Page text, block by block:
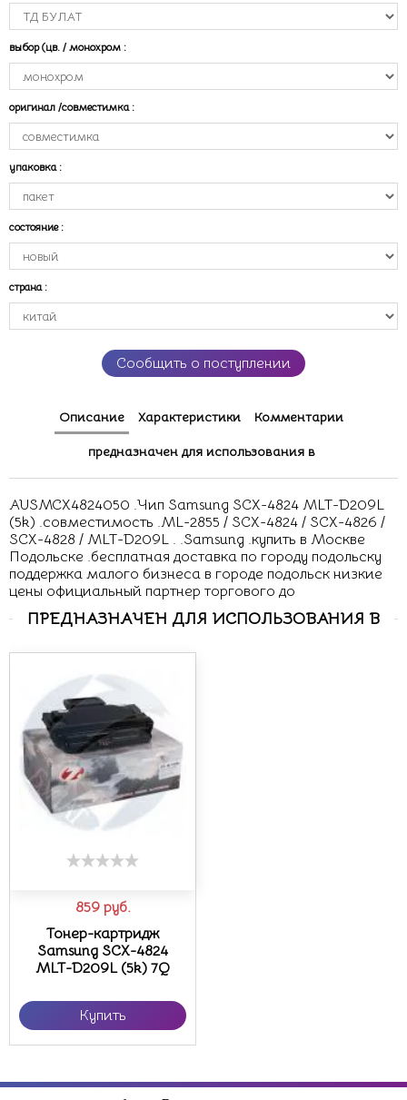
выбор (цв. / монохром :
оригинал /совместимка :
упаковка :
состояние :
страна :
Сообщить о поступлении
Описание Характеристики Комментарии
предназначен для использования в
AUSMCX4824050 .Чип Samsung SCX-4824 MLT-D209L
(5k) .совместимость .ML-2855 / SCX-4824 / SCX-4826 /
SCX-4828 / MLT-D209L . .Samsung .купить в Москве
Подольске .бесплатная доставка по городу подольску
поддержка малого бизнеса в городе подольск низкие
цены официальный партнер торгового до
ПРЕДНАЗНАЧЕН ДЛЯ ИСПОЛЬЗОВАНИЯ В
859 руб.
Тонер-картридж
Samsung SCX-4824
MLT-D209L (5k) 7Q
Купить